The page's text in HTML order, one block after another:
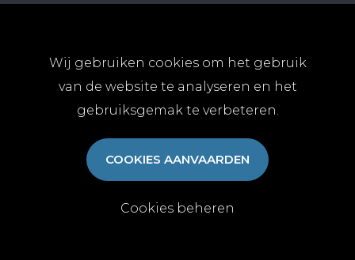
Wij gebruiken cookies om het gebruik
van de website te analyseren en het
gebruiksgemak te verbeteren.
COOKIES AANVAARDEN
Cookies beheren
Abonnementen
Algemene abonnementsvoorwaarden